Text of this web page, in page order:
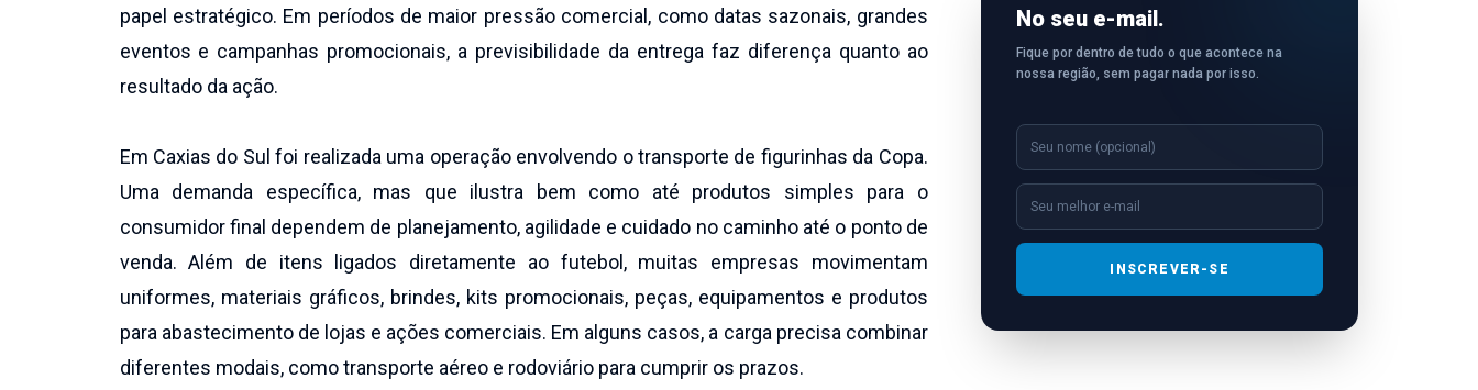
papel estratégico. Em períodos de maior pressão comercial, como datas sazonais, grandes
eventos e campanhas promocionais, a previsibilidade da entrega faz diferença quanto ao
resultado da ação.
Em Caxias do Sul foi realizada uma operação envolvendo o transporte de figurinhas da Copa.
Uma demanda específica, mas que ilustra bem como até produtos simples para o
consumidor final dependem de planejamento, agilidade e cuidado no caminho até o ponto de
venda. Além de itens ligados diretamente ao futebol, muitas empresas movimentam
uniformes, materiais gráficos, brindes, kits promocionais, peças, equipamentos e produtos
para abastecimento de lojas e ações comerciais. Em alguns casos, a carga precisa combinar
diferentes modais, como transporte aéreo e rodoviário para cumprir os prazos.
No seu e-mail.
Fique por dentro de tudo o que acontece na
nossa região, sem pagar nada por isso.
INSCREVER-SE